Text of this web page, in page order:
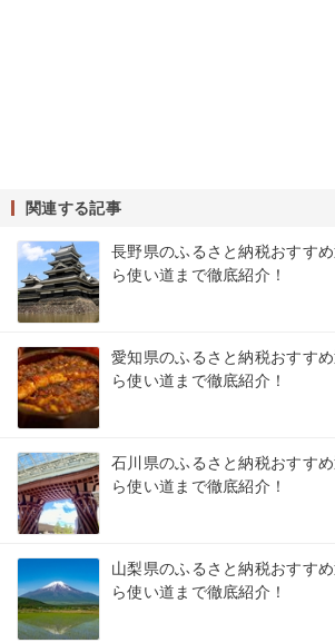
関連する記事
長野県のふるさと納税おすす
ら使い道まで徹底紹介！
愛知県のふるさと納税おすす
ら使い道まで徹底紹介！
石川県のふるさと納税おすす
ら使い道まで徹底紹介！
山梨県のふるさと納税おすす
ら使い道まで徹底紹介！